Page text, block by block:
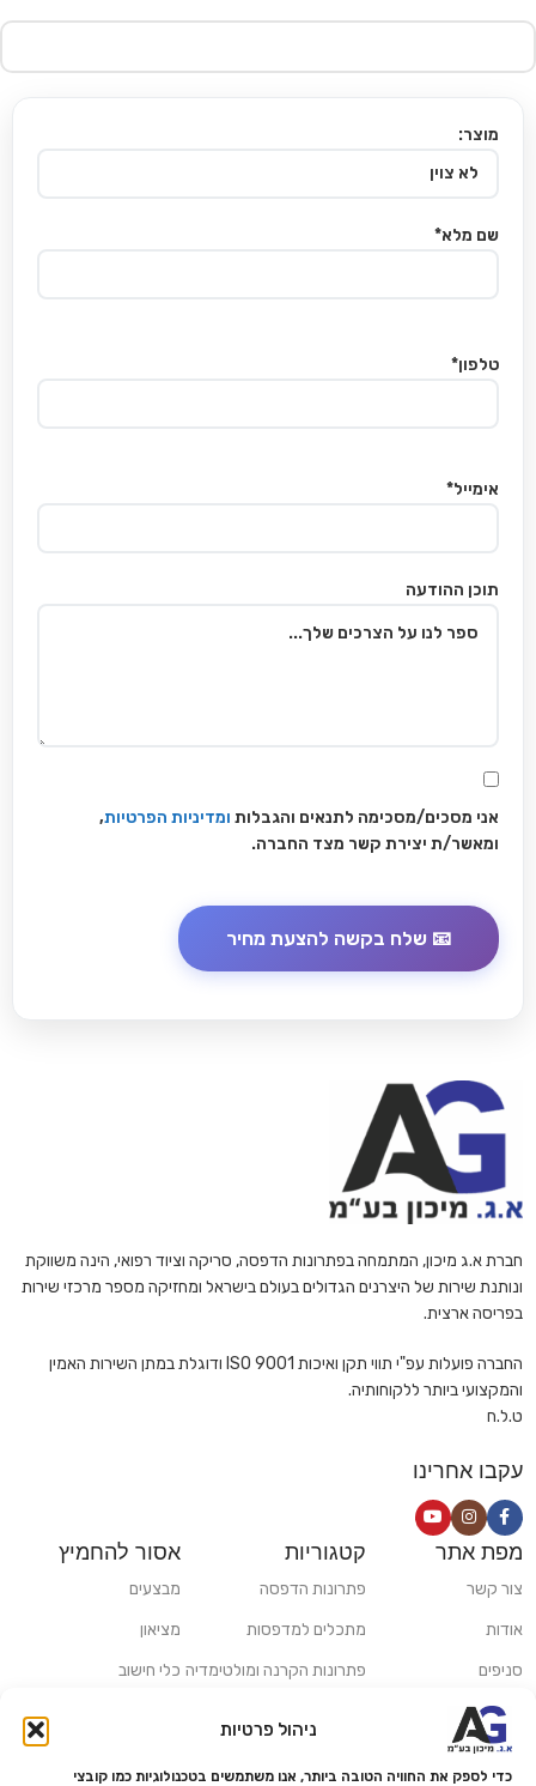
ניהול פרטיות
כדי לספק את החוויה הטובה ביותר, אנו משתמשים בטכנולוגיות כמו קובצי
מוצר:
שם מלא*
טלפון*
אימייל*
תוכן ההודעה
אני מסכים/מסכימה לתנאים והגבלות ומדיניות הפרטיות,
ומאשר/ת יצירת קשר מצד החברה.
חברת א.ג מיכון, המתמחה בפתרונות הדפסה, סריקה וציוד רפואי, הינה משווקת
ונותנת שירות של היצרנים הגדולים בעולם בישראל ומחזיקה מספר מרכזי שירות
בפריסה ארצית.
החברה פועלות עפ"י תווי תקן ואיכות ISO 9001 ודוגלת במתן השירות האמין
והמקצועי ביותר ללקוחותיה.
ט.ל.ח
עקבו אחרינו
מפת אתר
צור קשר
אודות
סניפים
משלוחים ואיסוף עצמי
מדריכים ומאמרים
קטגוריות
פתרונות הדפסה
מתכלים למדפסות
פתרונות הקרנה ומולטימדיה
אסור להחמיץ
מבצעים
מציאון
כלי חישוב